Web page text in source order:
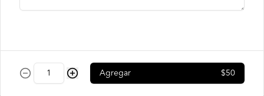
Korean Roll
$8.500
Agregar $50